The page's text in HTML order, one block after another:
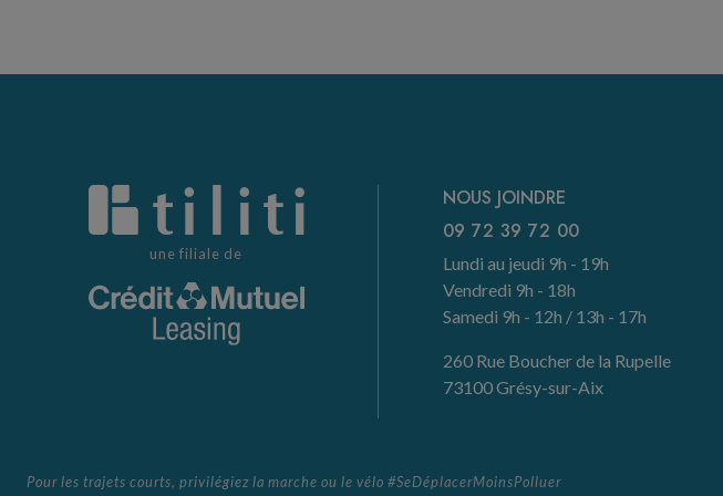
une filiale de
NOUS JOINDRE
09 72 39 72 00
Lundi au jeudi 9h - 19h
Vendredi 9h - 18h
Samedi 9h - 12h / 13h - 17h
260 Rue Boucher de la Rupelle
73100 Grésy-sur-Aix
Pour les trajets courts, privilégiez la marche ou le vélo #SeDéplacerMoinsPolluer